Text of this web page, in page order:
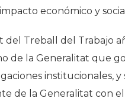
económico y
del Treball del Trabajo
de la Generalitat que
institucionales,
de la Generalitat con